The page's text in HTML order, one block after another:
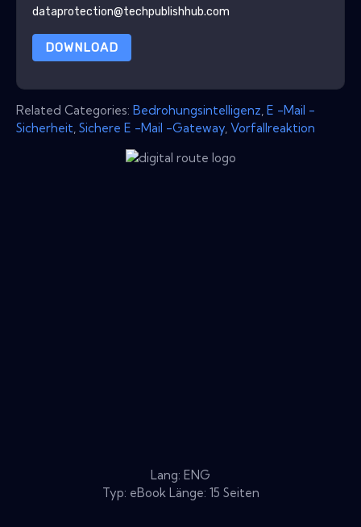
dataprotection@techpublishhub.com
DOWNLOAD
Related Categories: Bedrohungsintelligenz E -Mail -
Sicherheit Sichere E -Mail -Gateway Vorfallreaktion
Lang: ENG
Typ: eBook Länge: 15 Seiten